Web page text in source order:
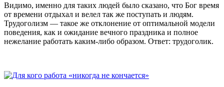
Видимо, именно для таких людей было сказано, что Бог время
от времени отдыхал и велел так же поступать и людям.
Трудоголизм — такое же отклонение от оптимальной модели
поведения, как и ожидание вечного праздника и полное
нежелание работать каким-либо образом. Ответ: трудоголик.